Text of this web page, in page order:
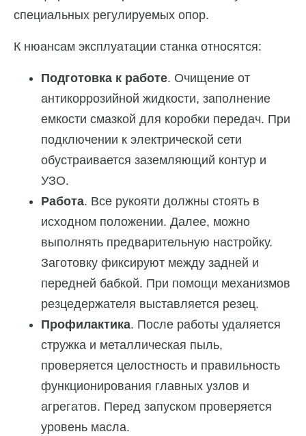
специальных регулируемых опор.
К нюансам эксплуатации станка относятся:
Подготовка к работе. Очищение от
антикоррозийной жидкости, заполнение
емкости смазкой для коробки передач. При
подключении к электрической сети
обустраивается заземляющий контур и
УЗО.
Работа. Все рукояти должны стоять в
исходном положении. Далее, можно
выполнять предварительную настройку.
Заготовку фиксируют между задней и
передней бабкой. При помощи механизмов
резцедержателя выставляется резец.
Профилактика. После работы удаляется
стружка и металлическая пыль,
проверяется целостность и правильность
функционирования главных узлов и
агрегатов. Перед запуском проверяется
уровень масла.